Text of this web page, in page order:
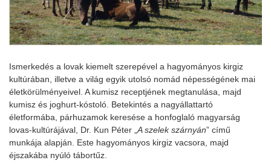
Ismerkedés a lovak kiemelt szerepével a hagyományos kirgiz
kultúrában, illetve a világ egyik utolsó nomád népességének mai
életkörülményeivel. A kumisz receptjének megtanulása, majd
kumisz és joghurt-kóstoló. Betekintés a nagyállattartó
életformába, párhuzamok keresése a honfoglaló magyarság
lovas-kultúrájával, Dr. Kun Péter „ A szelek szárnyán” című
munkája alapján. Este hagyományos kirgiz vacsora, majd
éjszakába nyúló tábortűz.